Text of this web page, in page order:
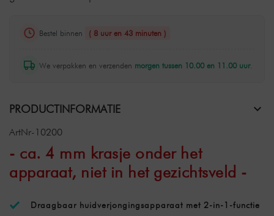
Bestel binnen ( 8 uur en 43 minuten )
We verpakken en verzenden morgen tussen 10.00 en 11.00 uur.
PRODUCTINFORMATIE
ArtNr-10200
- ca. 4 mm krasje onder het
apparaat, niet in het gezichtsveld -
Draagbaar huidverjongingsapparaat met 2-in-1-functie